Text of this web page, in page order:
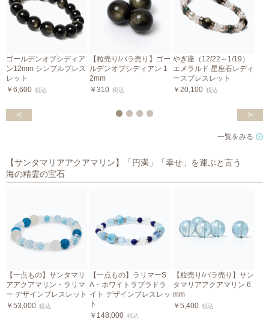
ゴールデンオブシディア
ン12mm シンプルブレス
レット
￥6,600 税込
【粒売り/バラ売り】ゴー
ルデンオブシディアン 1
2mm
￥310 税込
やぎ座（12/22～1/19）
エメラルド 星座石レディ
ースブレスレット
￥20,100 税込
< >
一覧をみる
【サンタマリアアクアマリン】「円満」「幸せ」を運ぶと言う
海の精霊の宝石
【一点もの】サンタマリ
アアクアマリン・ラリマ
ー デザインブレスレット
￥53,000 税込
【一点もの】ラリマーS
A・ホワイトラブラドラ
イト デザインブレスレッ
ト
￥148,000 税込
【粒売り/バラ売り】サン
タマリアアクアマリン 6
mm
￥5,400 税込